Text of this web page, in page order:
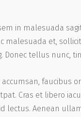
in malesuada
malesuada et,
Donec tellus nunc,
faucibus
Cras et libero
lectus. Aenean